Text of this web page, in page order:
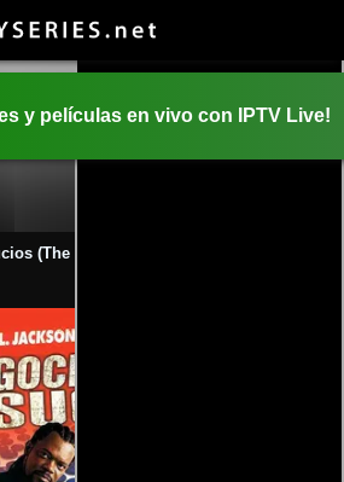
y películas en vivo con IPTV Live!
(The 51st state) (2001)